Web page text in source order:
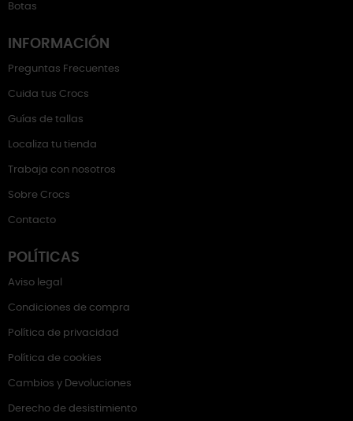
Botas
INFORMACIÓN
Preguntas Frecuentes
Cuida tus Crocs
Guías de tallas
Localiza tu tienda
Trabaja con nosotros
Sobre Crocs
Contacto
POLÍTICAS
Aviso legal
Condiciones de compra
Política de privacidad
Política de cookies
Cambios y Devoluciones
Derecho de desistimiento